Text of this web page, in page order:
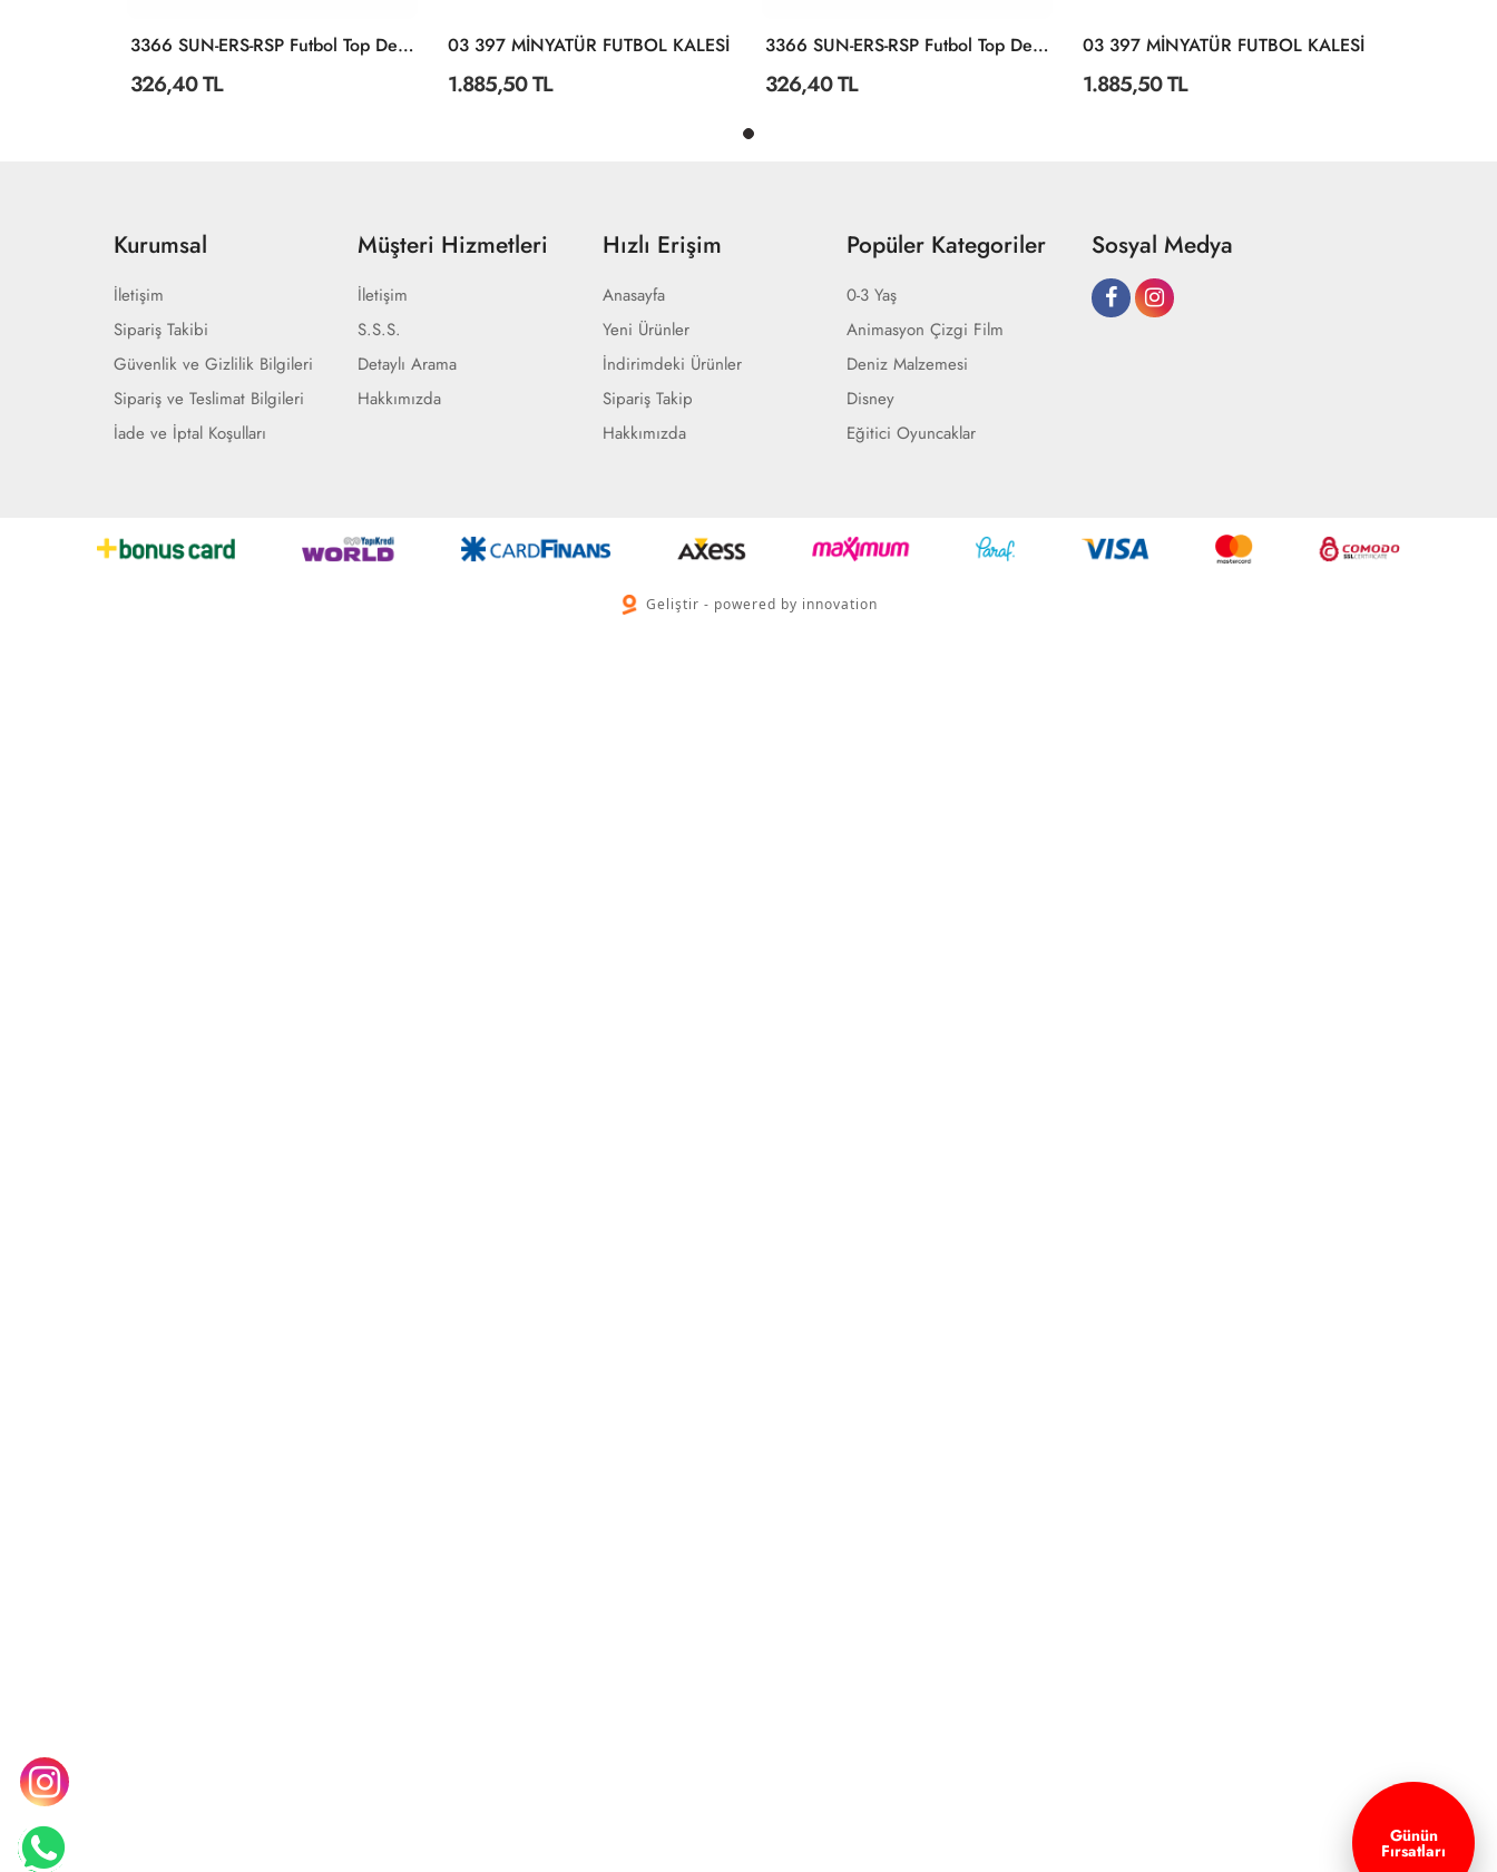
3366 SUN-ERS-RSP Futbol Top Desenli Size:5
326,40 TL
03 397 MİNYATÜR FUTBOL KALESİ
1.885,50 TL
3366 SUN-ERS-RSP Futbol Top Desenli Size:5
326,40 TL
03 397 MİNYATÜR FUTBOL KALESİ
1.885,50 TL
Kurumsal
İletişim
Sipariş Takibi
Güvenlik ve Gizlilik Bilgileri
Sipariş ve Teslimat Bilgileri
İade ve İptal Koşulları
Müşteri Hizmetleri
İletişim
S.S.S.
Detaylı Arama
Hakkımızda
Hızlı Erişim
Anasayfa
Yeni Ürünler
İndirimdeki Ürünler
Sipariş Takip
Hakkımızda
Popüler Kategoriler
0-3 Yaş
Animasyon Çizgi Film
Deniz Malzemesi
Disney
Eğitici Oyuncaklar
Sosyal Medya
Geliştir - powered by innovation
Günün
Fırsatları